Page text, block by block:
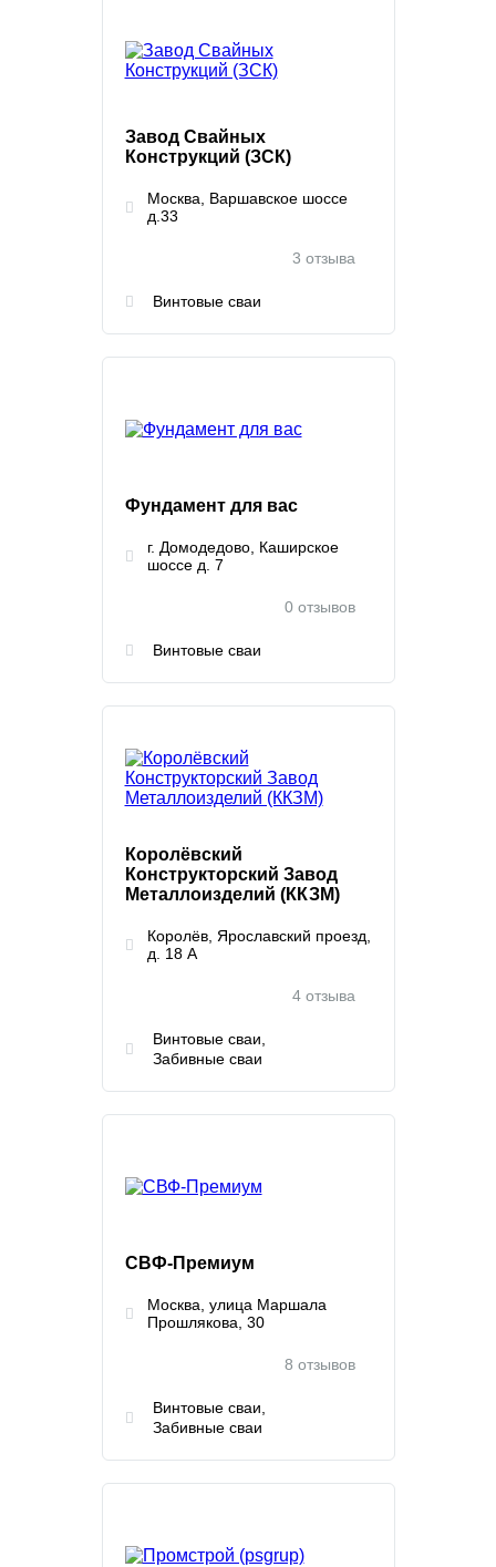
Завод Свайных
Конструкций (ЗСК)
Москва, Варшавское шоссе
д.33
3 отзыва
Винтовые сваи
Фундамент для вас
г. Домодедово, Каширское
шоссе д. 7
0 отзывов
Винтовые сваи
Королёвский
Конструкторский Завод
Металлоизделий (ККЗМ)
Королёв, Ярославский проезд,
д. 18 А
4 отзыва
Винтовые сваи
Забивные сваи
СВФ-Премиум
Москва, улица Маршала
Прошлякова, 30
8 отзывов
Винтовые сваи
Забивные сваи